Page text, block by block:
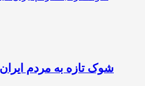
شوک تازه به مردم